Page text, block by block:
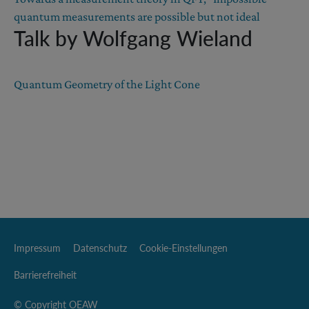
quantum measurements are possible but not ideal
Talk by Wolfgang Wieland
Quantum Geometry of the Light Cone
Impressum Datenschutz Cookie-Einstellungen
Barrierefreiheit
© Copyright OEAW